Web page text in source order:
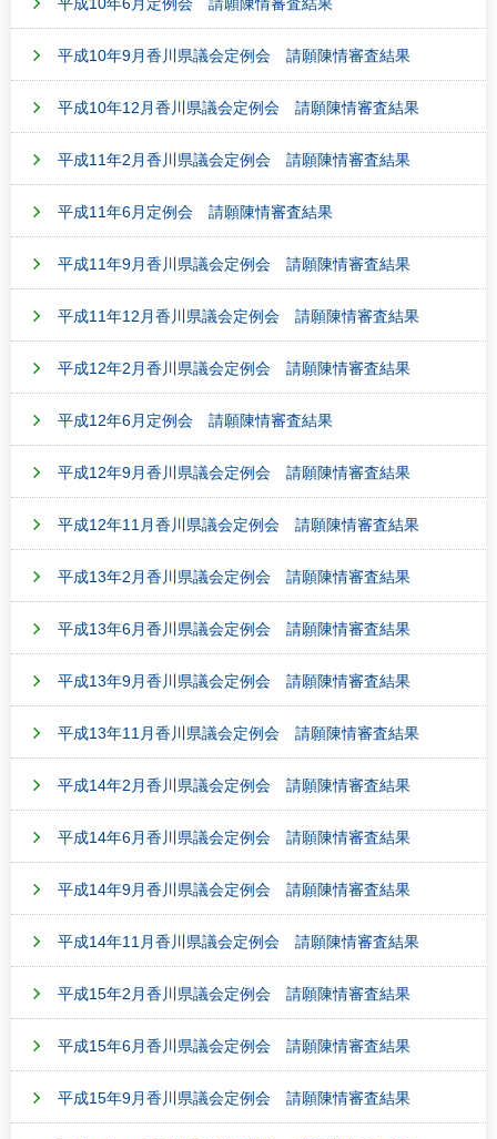
平成10年9月香川県議会定例会 請願陳情審査結果
平成10年12月香川県議会定例会 請願陳情審査結果
平成11年2月香川県議会定例会 請願陳情審査結果
平成11年6月定例会 請願陳情審査結果
平成11年9月香川県議会定例会 請願陳情審査結果
平成11年12月香川県議会定例会 請願陳情審査結果
平成12年2月香川県議会定例会 請願陳情審査結果
平成12年6月定例会 請願陳情審査結果
平成12年9月香川県議会定例会 請願陳情審査結果
平成12年11月香川県議会定例会 請願陳情審査結果
平成13年2月香川県議会定例会 請願陳情審査結果
平成13年6月香川県議会定例会 請願陳情審査結果
平成13年9月香川県議会定例会 請願陳情審査結果
平成13年11月香川県議会定例会 請願陳情審査結果
平成14年2月香川県議会定例会 請願陳情審査結果
平成14年6月香川県議会定例会 請願陳情審査結果
平成14年9月香川県議会定例会 請願陳情審査結果
平成14年11月香川県議会定例会 請願陳情審査結果
平成15年2月香川県議会定例会 請願陳情審査結果
平成15年6月香川県議会定例会 請願陳情審査結果
平成15年9月香川県議会定例会 請願陳情審査結果